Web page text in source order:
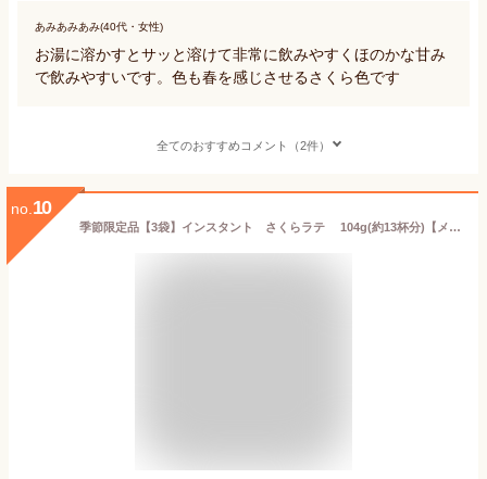
あみあみあみ(40代・女性)
お湯に溶かすとサッと溶けて非常に飲みやすくほのかな甘み
で飲みやすいです。色も春を感じさせるさくら色です
全てのおすすめコメント（2件）
no. 10
季節限定品【3袋】インスタント さくらラテ 104g(約13杯分)【メール便配送(ポスト投函)、代引不可】